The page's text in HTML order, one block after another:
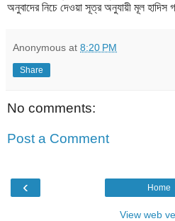
অনুবাদের নিচে দেওয়া সূত্র অনুযায়ী মূল হাদিস
Anonymous at 8:20 PM
Share
No comments:
Post a Comment
‹ Home
View web